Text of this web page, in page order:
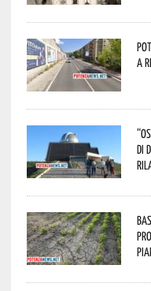
a
di